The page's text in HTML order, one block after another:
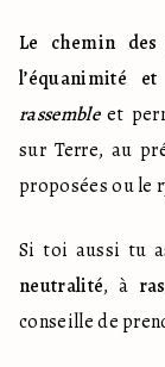
Le chemin
l’équanimité
rassemble et
sur Terre, au
proposées ou le
neutralité, à
conseille de